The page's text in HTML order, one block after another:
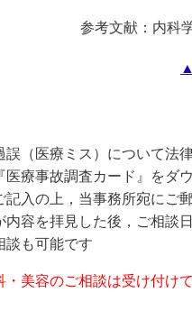
参考文献：内科
誤（医療ミス）について法
医療事故調査カード』をダ
記入の上，当事務所宛にご
容を拝見した後，ご相談
も可能です
・美容のご相談は受け付け